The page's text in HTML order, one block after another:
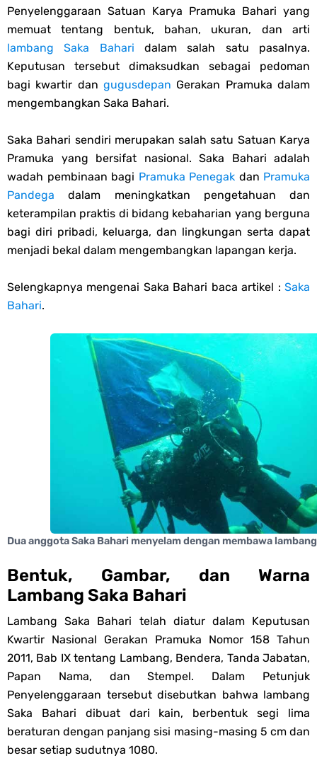
Karaoke Lagu Cinta Sebatas Patok Tenda Full Lirik
Bingkai Foto Profil Selamat Maulid Nabi Muhammad SAW
Bingkai Foto Profil Hari Sumpah Pemuda
Thursday, 6 August
Penyelenggaraan Satuan Karya Pramuka Bahari yang
memuat tentang bentuk, bahan, ukuran, dan arti
lambang Saka Bahari dalam salah satu pasalnya.
Keputusan tersebut dimaksudkan sebagai pedoman
bagi kwartir dan gugusdepan Gerakan Pramuka dalam
mengembangkan Saka Bahari.
Saka Bahari sendiri merupakan salah satu Satuan Karya
Pramuka yang bersifat nasional. Saka Bahari adalah
wadah pembinaan bagi Pramuka Penegak dan Pramuka
Pandega dalam meningkatkan pengetahuan dan
keterampilan praktis di bidang kebaharian yang berguna
bagi diri pribadi, keluarga, dan lingkungan serta dapat
menjadi bekal dalam mengembangkan lapangan kerja.
Selengkapnya mengenai Saka Bahari baca artikel : Saka
Bahari.
Dua anggota Saka Bahari menyelam dengan membawa
Bentuk, Gambar, dan Warna
Lambang Saka Bahari
Lambang Saka Bahari telah diatur dalam Keputusan
Kwartir Nasional Gerakan Pramuka Nomor 158 Tahun
2011, Bab IX tentang Lambang, Bendera, Tanda Jabatan,
Papan Nama, dan Stempel. Dalam Petunjuk
Penyelenggaraan tersebut disebutkan bahwa lambang
Saka Bahari dibuat dari kain, berbentuk segi lima
beraturan dengan panjang sisi masing-masing 5 cm dan
besar setiap sudutnya 1080.